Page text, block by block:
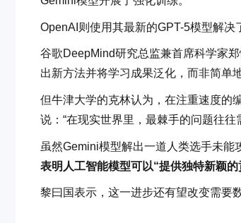
OpenAI则使用其最新的GPT-5模型解决
谷歌DeepMind研究总监兼首席科学家
出新方法并将学习成果泛化，而非简单
但牛津大学的克林认为，在注重速度的
说：“在现实世界里，最棘手的问题往往
虽然Gemini模型解出一道人类选手未能
表明人工智能模型可以“提供独特新颖
黎曰国表示，这一进步还有望改变需要